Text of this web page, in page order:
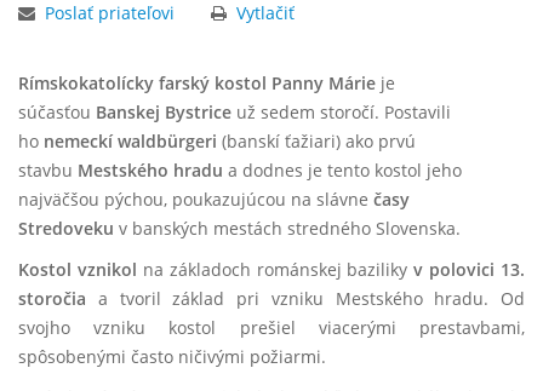
Poslať priateľovi Vytlačiť
Rímskokatolícky farský kostol Panny Márie je
súčasťou Banskej Bystrice už sedem storočí. Postavili
ho nemeckí waldbürgeri (banskí ťažiari) ako prvú
stavbu Mestského hradu a dodnes je tento kostol jeho
najväčšou pýchou, poukazujúcou na slávne časy
Stredoveku v banských mestách stredného Slovenska.
Kostol vznikol na základoch románskej bazilikyv polovici 13.
storočia a tvoril základ pri vzniku Mestského hradu. Od
svojho vzniku kostol prešiel viacerými prestavbami,
spôsobenými často ničivými požiarmi.